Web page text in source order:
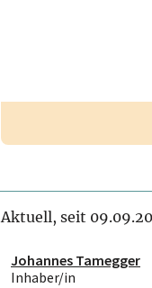
Aktuell, seit
Johannes Tamegger
Inhaber/in